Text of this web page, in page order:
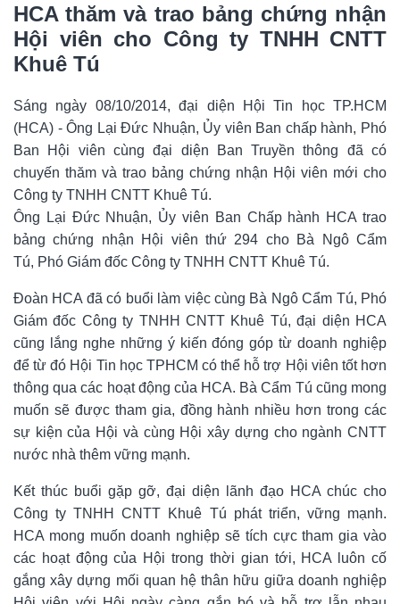
HCA thăm và trao bảng chứng nhận
Hội viên cho Công ty TNHH CNTT
Khuê Tú
Sáng ngày 08/10/2014, đại diện Hội Tin học TP.HCM
(HCA) - Ông Lại Đức Nhuận, Ủy viên Ban chấp hành, Phó
Ban Hội viên cùng đại diện Ban Truyền thông đã có
chuyến thăm và trao bảng chứng nhận Hội viên mới cho
Công ty TNHH CNTT Khuê Tú.
Ông Lại Đức Nhuận, Ủy viên Ban Chấp hành HCA trao
bảng chứng nhận Hội viên thứ 294 cho Bà Ngô Cẩm
Tú, Phó Giám đốc Công ty TNHH CNTT Khuê Tú.
Đoàn HCA đã có buổi làm việc cùng Bà Ngô Cẩm Tú, Phó
Giám đốc Công ty TNHH CNTT Khuê Tú, đại diện HCA
cũng lắng nghe những ý kiến đóng góp từ doanh nghiệp
để từ đó Hội Tin học TPHCM có thể hỗ trợ Hội viên tốt hơn
thông qua các hoạt động của HCA. Bà Cẩm Tú cũng mong
muốn sẽ được tham gia, đồng hành nhiều hơn trong các
sự kiện của Hội và cùng Hội xây dựng cho ngành CNTT
nước nhà thêm vững mạnh.
Kết thúc buổi gặp gỡ, đại diện lãnh đạo HCA chúc cho
Công ty TNHH CNTT Khuê Tú phát triển, vững mạnh.
HCA mong muốn doanh nghiệp sẽ tích cực tham gia vào
các hoạt động của Hội trong thời gian tới, HCA luôn cố
gắng xây dựng mối quan hệ thân hữu giữa doanh nghiệp